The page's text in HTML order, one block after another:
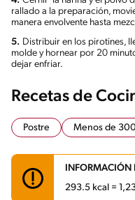
rallado a la preparación,
manera envolvente hasta
5. Distribuir en los pirotines,
molde y hornear por 20
dejar enfriar.
Recetas de
Postre Menos de
INFORMACIÓN
293.5 kcal =